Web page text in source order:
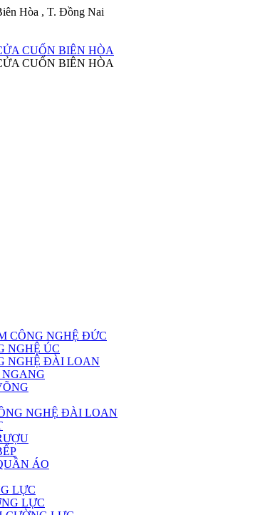
Hòa , T. Đồng Nai
CÔNG NGHỆ ĐỨC
NGHỆ ÚC
NGHỆ ĐÀI LOAN
NGHỆ ĐÀI LOAN
ÁO
LỰC
LỰC